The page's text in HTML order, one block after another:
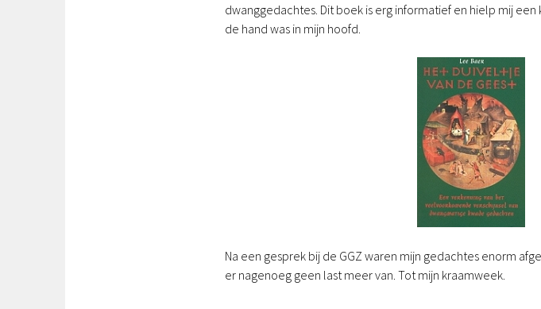
dwanggedachtes. Dit boek is erg informatief en hielp mij
de hand was in mijn hoofd.
Na een gesprek bij de GGZ waren mijn gedachtes enorm
er nagenoeg geen last meer van. Tot mijn kraamweek.